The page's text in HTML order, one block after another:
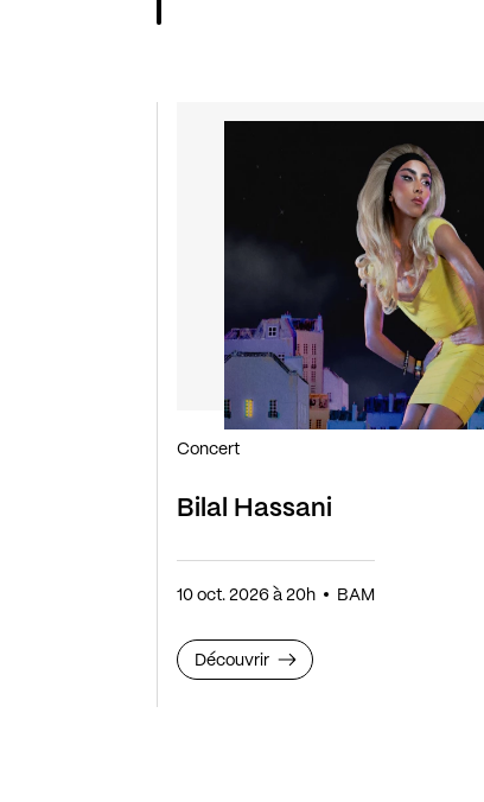
Bilal Hassani
Concert
10 oct. 2026 à 20h BAM
Découvrir